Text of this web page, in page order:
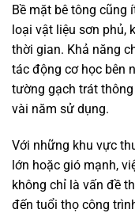
Bề mặt bê tông cũng
loại vật liệu sơn phủ,
thời gian. Khả năng
tác động cơ học bên
tường gạch trát
vài năm sử dụng.
Với những khu vực
lớn hoặc gió mạnh,
không chỉ là vấn đề
đến tuổi thọ công